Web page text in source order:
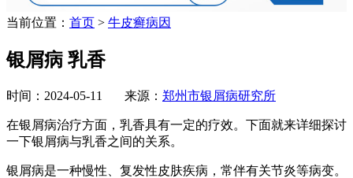
当前位置： 首页 > 牛皮癣病因
银屑病 乳香
时间：2024-05-11 来源： 郑州市银屑病研究所
在银屑病治疗方面，乳香具有一定的疗效。下面就来详细探讨
一下银屑病与乳香之间的关系。
银屑病是一种慢性、复发性皮肤疾病，常伴有关节炎等病变。